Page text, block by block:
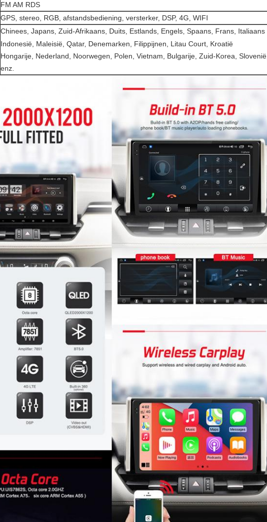
FM AM RDS
GPS, stereo, RGB, afstandsbediening, versterker, DSP, 4G, WIFI
Chinees, Japans, Zuid-Afrikaans, Duits, Estlands, Engels, Spaans, Frans, Italiaans
Indonesië, Maleisië, Qatar, Denemarken, Filippijnen, Litau Court, Kroatië
Hongarije, Nederland, Noorwegen, Polen, Vietnam, Bulgarije, Zuid-Korea, Slovenië,
enz.